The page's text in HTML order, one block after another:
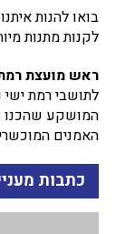
בואו להנות
לקנות מתנות
ראש מועצת
לתושבי רמת ישי
המושקע שהכנו
האמנים
כתבות